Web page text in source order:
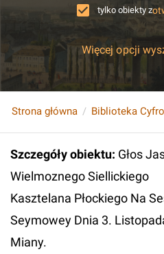
tylko obiekty z
Więcej opcji
Strona główna Biblioteka
Szczegóły obiektu: Głos
Wielmoznego Siellickiego
Kasztelana Płockiego Na
Seymowey Dnia 3.
Miany.